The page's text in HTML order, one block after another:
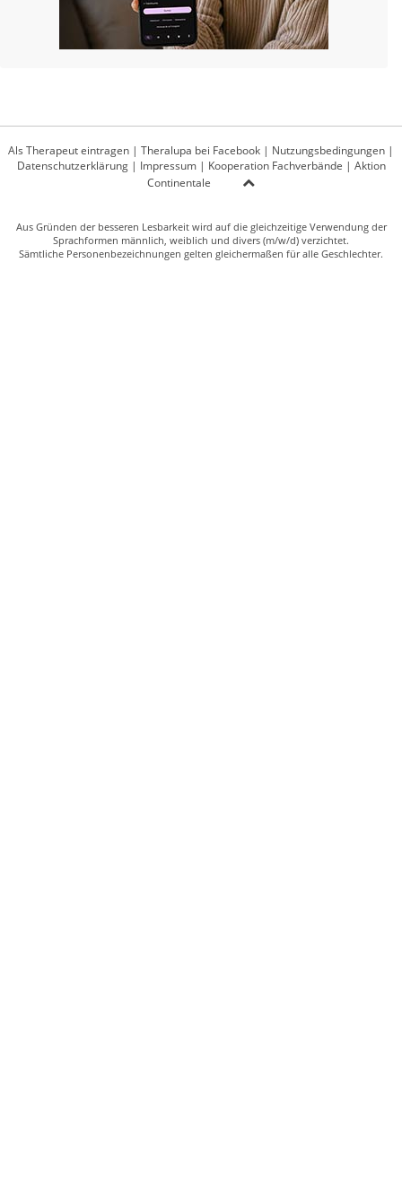
Als Therapeut eintragen | Theralupa bei Facebook | Nutzungsbedingungen |
Datenschutzerklärung| Impressum| Kooperation Fachverbände | Aktion
Continentale
Aus Gründen der besseren Lesbarkeit wird auf die gleichzeitige Verwendung der
Sprachformen männlich, weiblich und divers (m/w/d) verzichtet.
Sämtliche Personenbezeichnungen gelten gleichermaßen für alle Geschlechter.